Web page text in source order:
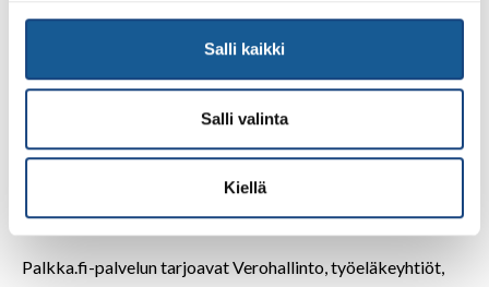
Salli kaikki
Salli valinta
Kiellä
Palkka.fi on maksuton
palkanlaskentaohjelma
Palkka.fi -palvelussa lasket ja ilmoitat palkat helposti.
Palkka.fi sopii erityisesti pientyönantajille, kuten pienille
Palkka.fi:ssä on myös työntekijän näkymä, josta työntekijä
näkee esimerkiksi palkkalaskelmat ja muut palkkatiedot.
Palkka.fi-palvelun tarjoavat Verohallinto, työeläkeyhtiöt,